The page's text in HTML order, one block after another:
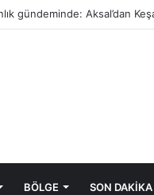
gündeminde: Aksal’dan
BÖLGE SON DAKIKA